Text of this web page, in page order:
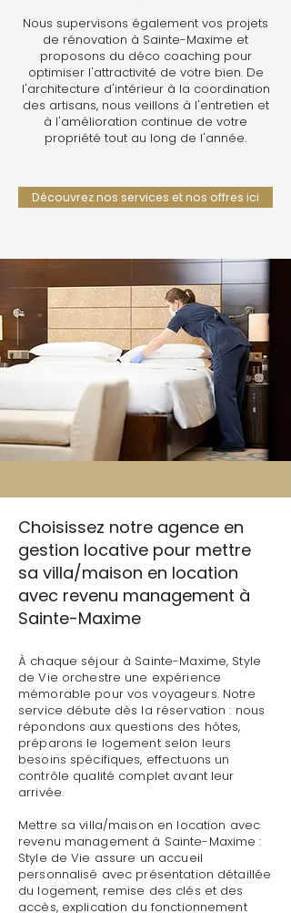
Nous supervisons également vos projets
de rénovation à Sainte-Maxime et
proposons du déco coaching pour
optimiser l'attractivité de votre bien. De
l'architecture d'intérieur à la coordination
des artisans, nous veillons à l'entretien et
à l'amélioration continue de votre
propriété tout au long de l'année.
Découvrez nos services et nos offres ici
Choisissez notre agence en
gestion locative pour mettre
sa villa/maison en location
avec revenu management à
Sainte-Maxime
À chaque séjour à Sainte-Maxime, Style
de Vie orchestre une expérience
mémorable pour vos voyageurs. Notre
service débute dès la réservation : nous
répondons aux questions des hôtes,
préparons le logement selon leurs
besoins spécifiques, effectuons un
contrôle qualité complet avant leur
arrivée.
Mettre sa villa/maison en location avec
revenu management à Sainte-Maxime :
Style de Vie assure un accueil
personnalisé avec présentation détaillée
du logement, remise des clés et des
accès, explication du fonctionnement